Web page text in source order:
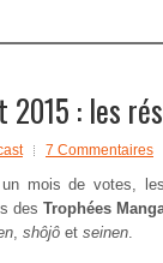
2015 : les
7 Commentaires
mois de votes,
desTrophées
, shôjô et seinen.